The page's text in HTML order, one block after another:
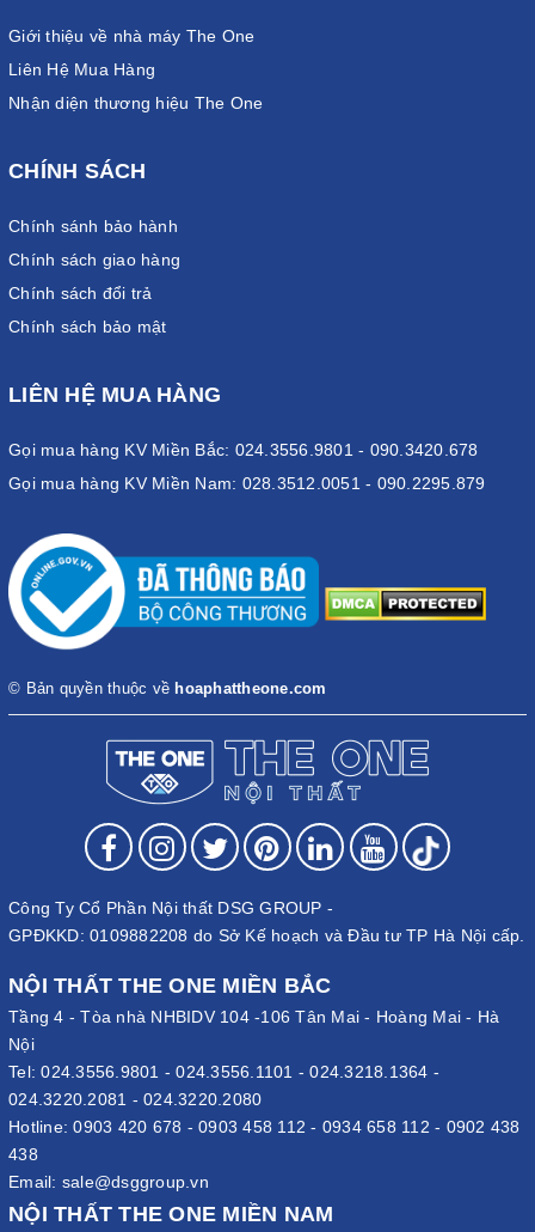
Giới thiệu về nhà máy The One
Liên Hệ Mua Hàng
Nhận diện thương hiệu The One
CHÍNH SÁCH
Chính sánh bảo hành
Chính sách giao hàng
Chính sách đổi trả
Chính sách bảo mật
LIÊN HỆ MUA HÀNG
Gọi mua hàng KV Miền Bắc: 024.3556.9801 - 090.3420.678
Gọi mua hàng KV Miền Nam: 028.3512.0051 - 090.2295.879
© Bản quyền thuộc về hoaphattheone.com
Công Ty Cổ Phần Nội thất DSG GROUP -
GPĐKKD: 0109882208 do Sở Kế hoạch và Đầu tư TP Hà Nội cấp.
NỘI THẤT THE ONE MIỀN BẮC
Tầng 4 - Tòa nhà NHBIDV 104 -106 Tân Mai - Hoàng Mai - Hà
Nội
Tel:024.3556.9801 -024.3556.1101 -024.3218.1364 -
024.3220.2081 - 024.3220.2080
Hotline:0903 420 678 - 0903 458 112 - 0934 658 112 - 0902 438
438
Email: sale@dsggroup.vn
NỘI THẤT THE ONE MIỀN NAM